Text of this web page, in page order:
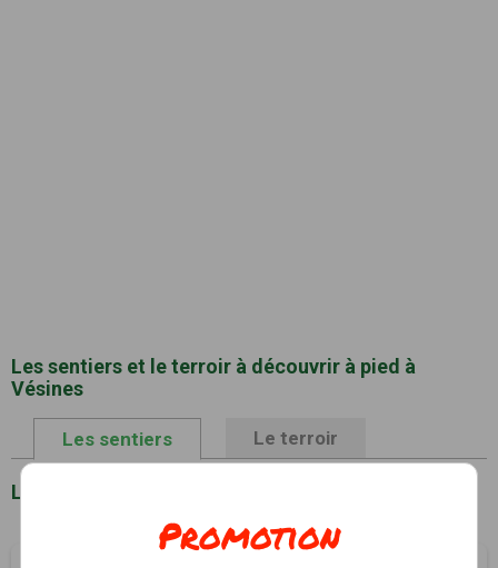
Les sentiers et le terroir à découvrir à pied à
Vésines
Les sentiers Le terroir
Liste des sentiers à Vésines
Promotion